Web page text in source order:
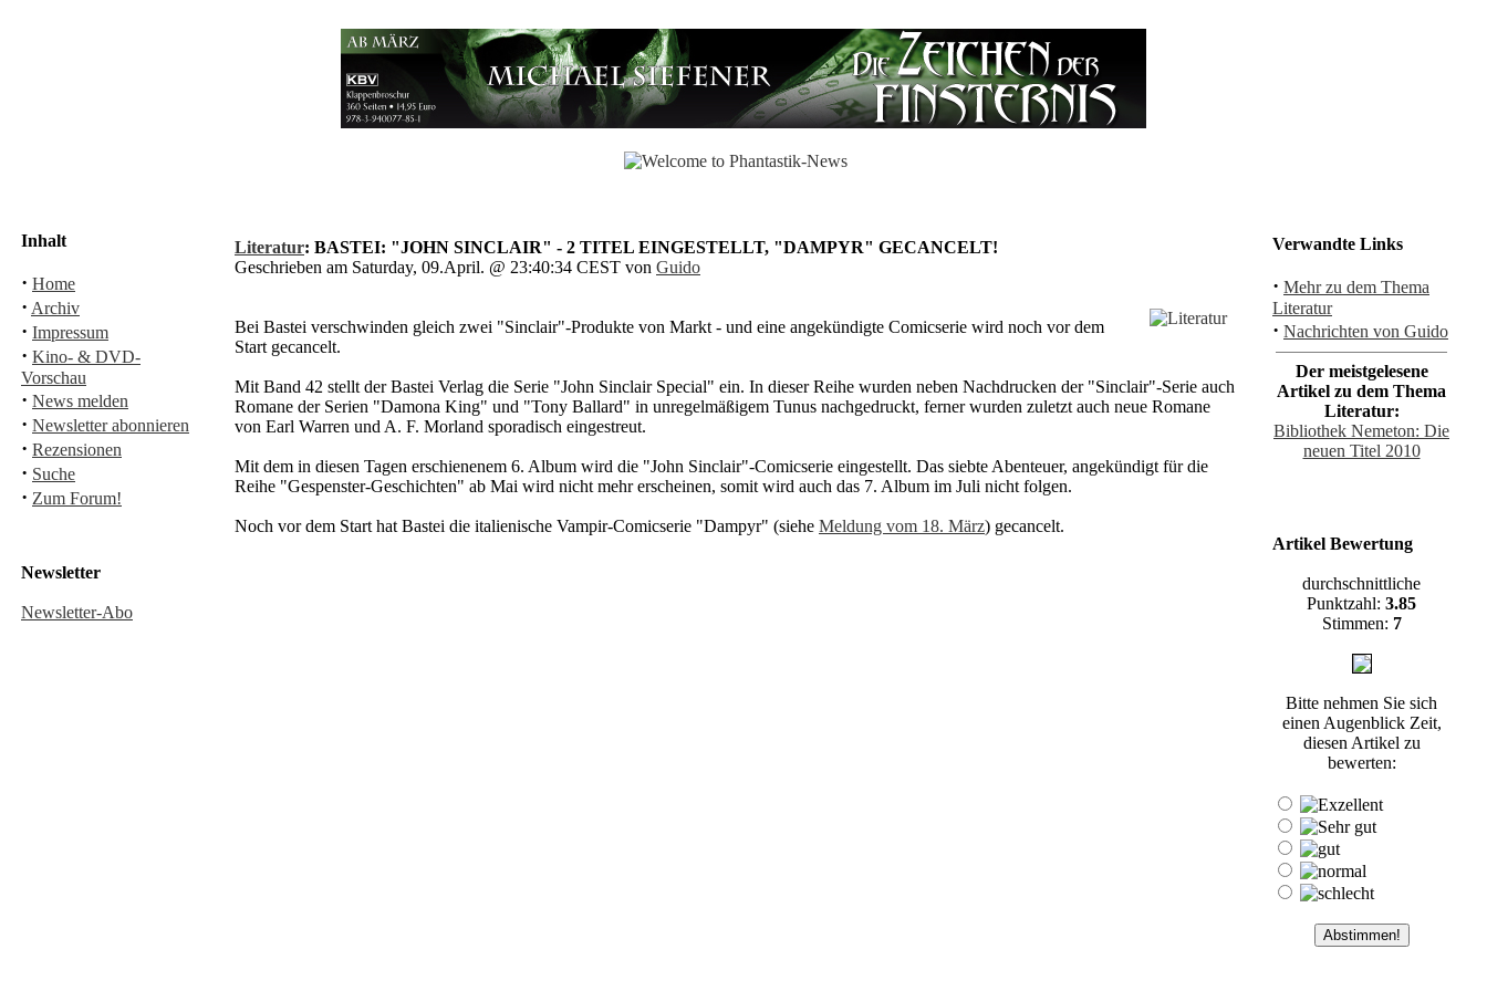
Inhalt
· Home
· Archiv
· Impressum
· Kino- & DVD-
Vorschau
· News melden
· Newsletter abonnieren
· Rezensionen
· Suche
· Zum Forum!
Newsletter
Newsletter-Abo
Literatur: BASTEI: "JOHN SINCLAIR" - 2 TITEL EINGESTELLT, "DAMPYR" GECANCELT!
Geschrieben am Saturday, 09.April. @ 23:40:34 CEST von Guido
Bei Bastei verschwinden gleich zwei "Sinclair"-Produkte von Markt - und eine angekündigte Comicserie wird noch vor dem
Start gecancelt.
Mit Band 42 stellt der Bastei Verlag die Serie "John Sinclair Special" ein. In dieser Reihe wurden neben Nachdrucken der "Sinclair"-Serie auch
Romane der Serien "Damona King" und "Tony Ballard" in unregelmäßigem Tunus nachgedruckt, ferner wurden zuletzt auch neue Romane
von Earl Warren und A. F. Morland sporadisch eingestreut.
Mit dem in diesen Tagen erschienenem 6. Album wird die "John Sinclair"-Comicserie eingestellt. Das siebte Abenteuer, angekündigt für die
Reihe "Gespenster-Geschichten" ab Mai wird nicht mehr erscheinen, somit wird auch das 7. Album im Juli nicht folgen.
Noch vor dem Start hat Bastei die italienische Vampir-Comicserie "Dampyr" (siehe Meldung vom 18. März) gecancelt.
Verwandte Links
· Mehr zu dem Thema
Literatur
· Nachrichten von Guido
Der meistgelesene
Artikel zu dem Thema
Literatur:
Bibliothek Nemeton: Die
neuen Titel 2010
Artikel Bewertung
durchschnittliche
Punktzahl: 3.85
Stimmen: 7
Bitte nehmen Sie sich
einen Augenblick Zeit,
diesen Artikel zu
bewerten: